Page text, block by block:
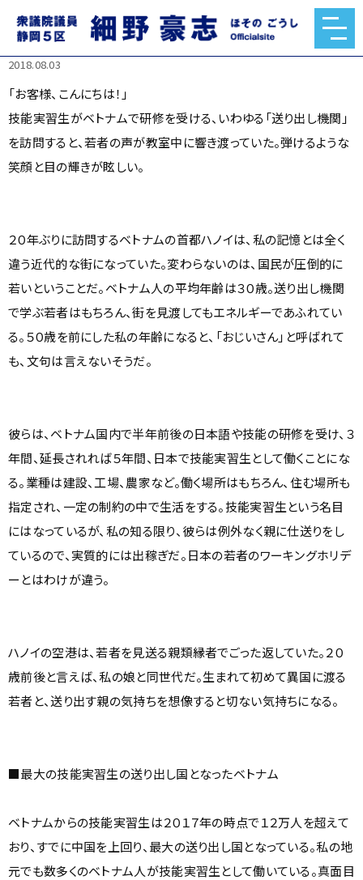
大きく変わる外国人労働者政策 ～最大の技能実習生送り出
し国から移民について考える～
2018.08.03
「お客様、こんにちは！」
技能実習生がベトナムで研修を受ける、いわゆる「送り出し機関」
を訪問すると、若者の声が教室中に響き渡っていた。弾けるような
笑顔と目の輝きが眩しい。
２０年ぶりに訪問するベトナムの首都ハノイは、私の記憶とは全く
違う近代的な街になっていた。変わらないのは、国民が圧倒的に
若いということだ。ベトナム人の平均年齢は３０歳。送り出し機関
で学ぶ若者はもちろん、街を見渡してもエネルギーであふれてい
る。５０歳を前にした私の年齢になると、「おじいさん」と呼ばれて
も、文句は言えないそうだ。
彼らは、ベトナム国内で半年前後の日本語や技能の研修を受け、３
年間、延長されれば５年間、日本で技能実習生として働くことにな
る。業種は建設、工場、農家など。働く場所はもちろん、住む場所も
指定され、一定の制約の中で生活をする。技能実習生という名目
にはなっているが、私の知る限り、彼らは例外なく親に仕送りをし
ているので、実質的には出稼ぎだ。日本の若者のワーキングホリデ
ーとはわけが違う。
ハノイの空港は、若者を見送る親類縁者でごった返していた。２０
歳前後と言えば、私の娘と同世代だ。生まれて初めて異国に渡る
若者と、送り出す親の気持ちを想像すると切ない気持ちになる。
■最大の技能実習生の送り出し国となったベトナム
ベトナムからの技能実習生は２０１７年の時点で１２万人を超えて
おり、すでに中国を上回り、最大の送り出し国となっている。私の地
元でも数多くのベトナム人が技能実習生として働いている。真面目